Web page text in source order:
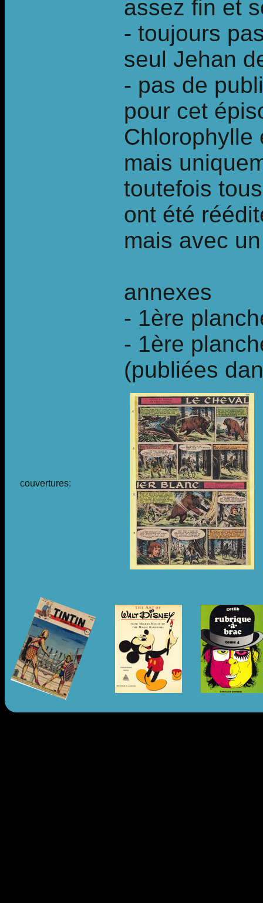
assez fin et
- toujours
seul Jehan
- pas de
pour cet
Chlorophylle
mais
toutefois
ont été
mais avec
annexes
- 1ère
- 1ère
(publiées
couvertures: